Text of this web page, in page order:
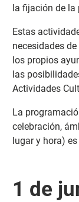
la fijación de la
Estas
necesidades
los propios
las
Actividades
La
celebración,
lugar y hora)
1 de